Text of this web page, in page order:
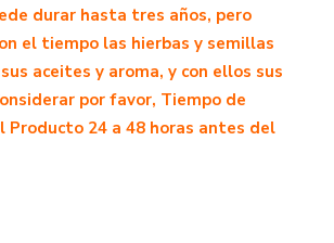
durar hasta tres años, pero
el tiempo las hierbas y semillas
aceites y aroma, y con ellos sus
por favor, Tiempo de
Producto 24 a 48 horas antes del